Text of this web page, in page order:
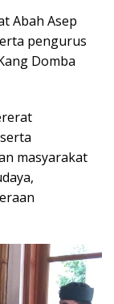
Abah Asep
pengurus
Domba
masyarakat